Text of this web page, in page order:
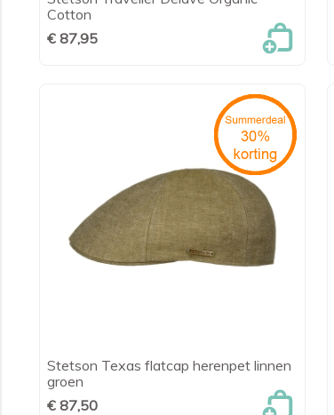
 Snel bekijken
Cotton
€ 87,95
 Snel bekijken
Stetson Texas flatcap herenpet linnen
groen
€ 87,50